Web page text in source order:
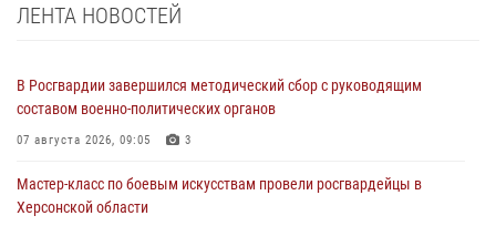
ЛЕНТА НОВОСТЕЙ
В Росгвардии завершился методический сбор с руководящим
составом военно-политических органов
07 августа 2026, 09:05 3
Мастер-класс по боевым искусствам провели росгвардейцы в
Херсонской области